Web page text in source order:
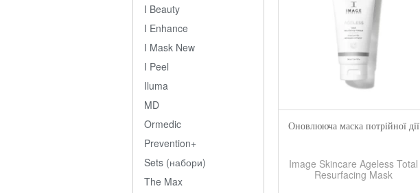
I Beauty
I Enhance
I Mask New
I Peel
Iluma
MD
Ormedic
Prevention+
Sets (набори)
The Max
Оновлююча маска потрійної дії
Image Skincare Ageless Total
Resurfacing Mask